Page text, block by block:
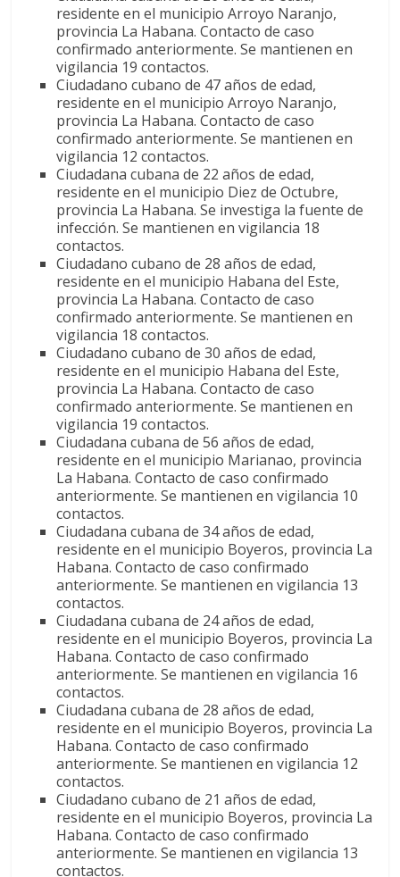
residente en el municipio Arroyo Naranjo,
provincia La Habana. Contacto de caso
confirmado anteriormente. Se mantienen en
vigilancia 19 contactos.
Ciudadano cubano de 47 años de edad,
residente en el municipio Arroyo Naranjo,
provincia La Habana. Contacto de caso
confirmado anteriormente. Se mantienen en
vigilancia 12 contactos.
Ciudadana cubana de 22 años de edad,
residente en el municipio Diez de Octubre,
provincia La Habana. Se investiga la fuente de
infección. Se mantienen en vigilancia 18
contactos.
Ciudadano cubano de 28 años de edad,
residente en el municipio Habana del Este,
provincia La Habana. Contacto de caso
confirmado anteriormente. Se mantienen en
vigilancia 18 contactos.
Ciudadano cubano de 30 años de edad,
residente en el municipio Habana del Este,
provincia La Habana. Contacto de caso
confirmado anteriormente. Se mantienen en
vigilancia 19 contactos.
Ciudadana cubana de 56 años de edad,
residente en el municipio Marianao, provincia
La Habana. Contacto de caso confirmado
anteriormente. Se mantienen en vigilancia 10
contactos.
Ciudadana cubana de 34 años de edad,
residente en el municipio Boyeros, provincia La
Habana. Contacto de caso confirmado
anteriormente. Se mantienen en vigilancia 13
contactos.
Ciudadana cubana de 24 años de edad,
residente en el municipio Boyeros, provincia La
Habana. Contacto de caso confirmado
anteriormente. Se mantienen en vigilancia 16
contactos.
Ciudadana cubana de 28 años de edad,
residente en el municipio Boyeros, provincia La
Habana. Contacto de caso confirmado
anteriormente. Se mantienen en vigilancia 12
contactos.
Ciudadano cubano de 21 años de edad,
residente en el municipio Boyeros, provincia La
Habana. Contacto de caso confirmado
anteriormente. Se mantienen en vigilancia 13
contactos.